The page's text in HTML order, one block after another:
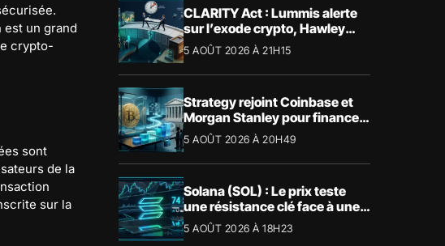
un grand
crypto-
sont
de la
sur la
CLARITY Act : Lummis alerte
sur l’exode crypto, Hawley
bloque le vote
5 AOÛT 2026 À 21H15
Strategy rejoint Coinbase et
Morgan Stanley pour financer
les Trump Accounts
5 AOÛT 2026 À 20H49
Solana (SOL) : Le prix teste
une résistance clé face à une
tendance mensuelle baissière
5 AOÛT 2026 À 18H23